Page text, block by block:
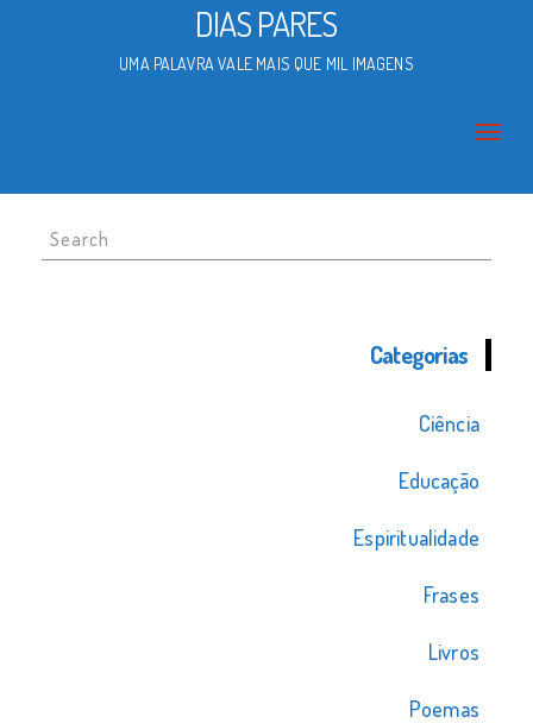
DIAS PARES
UMA PALAVRA VALE MAIS QUE MIL IMAGENS
Search
for:
Categorias
Ciência
Educação
Espiritualidade
Frases
Livros
Poemas